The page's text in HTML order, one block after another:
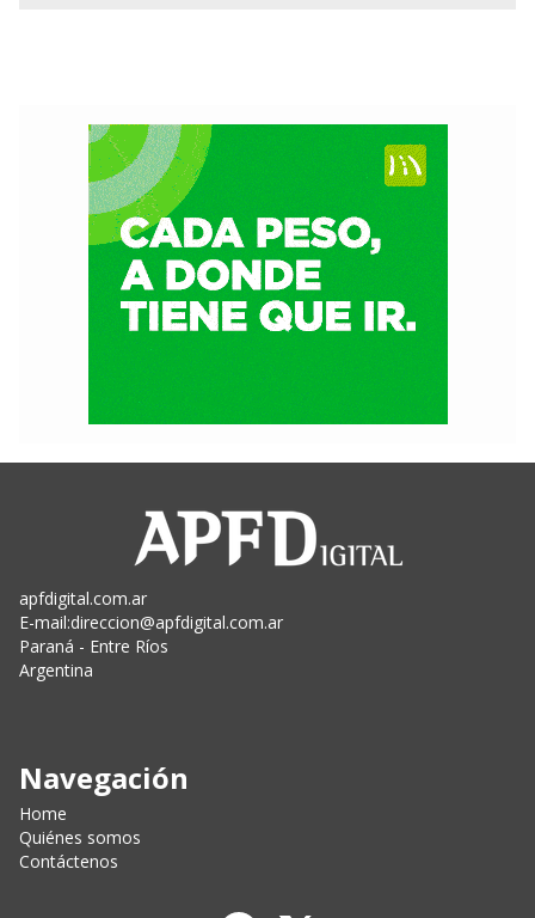
apfdigital.com.ar
E-mail:direccion@apfdigital.com.ar
Paraná - Entre Ríos
Argentina
Navegación
Home
Quiénes somos
Contáctenos